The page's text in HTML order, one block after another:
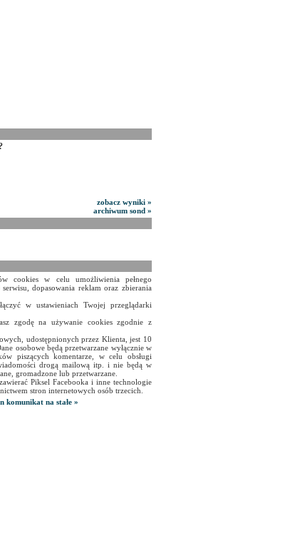
zobacz wyniki »
archiwum sond »
cookies w celu umożliwienia pełnego
dopasowania reklam oraz zbierania
w ustawieniach Twojej przeglądarki
zgodę na używanie cookies zgodnie z
udostępnionych przez Klienta, jest 10
osobowe będą przetwarzane wyłącznie w
piszących komentarze, w celu obsługi
drogą mailową itp. i nie będą w
gromadzone lub przetwarzane.
Piksel Facebooka i inne technologie
stron internetowych osób trzecich.
komunikat na stałe »